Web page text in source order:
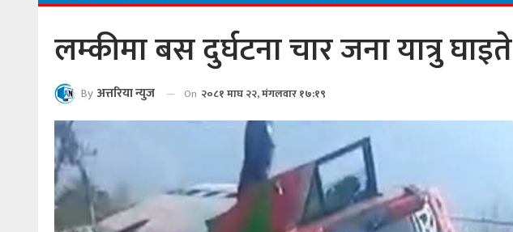
लम्कीमा बस दुर्घटना चार जना यात्रु घाइते
By अत्तरिया न्युज On २०८१ माघ २२, मंगलवार १७:१९